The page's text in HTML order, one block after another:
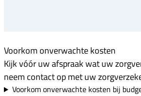
Voorkom onverwachte kosten
Kijk vóór uw afspraak wat uw
neem contact op met uw
Voorkom onverwachte kosten bij